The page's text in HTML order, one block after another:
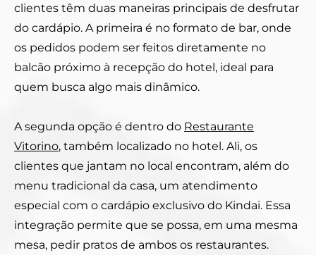
clientes têm duas maneiras principais de desfrutar
do cardápio. A primeira é no formato de bar, onde
os pedidos podem ser feitos diretamente no
balcão próximo à recepção do hotel, ideal para
quem busca algo mais dinâmico.
A segunda opção é dentro do Restaurante
Vitorino, também localizado no hotel. Ali, os
clientes que jantam no local encontram, além do
menu tradicional da casa, um atendimento
especial com o cardápio exclusivo do Kindai. Essa
integração permite que se possa, em uma mesma
mesa, pedir pratos de ambos os restaurantes.